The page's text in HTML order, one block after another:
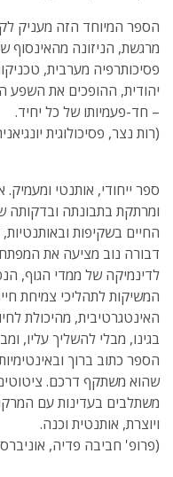
הספר המיוחד הזה מעניק
מרגשת, הניזונה מהאינסוף
פסיכותרפיה מערבית,
יהודית, ההופכים את השפע
– חד-פעמיותו של כל יחיד.
(רות נצר, פסיכולוגית
ספר ייחודי, אותנטי
ומרתקת בתבונתה ובדקותה
החיים בשקיפות
דבורה נוב מציעה את
לדינמיקה של ממדי הגוף,
המשיקות לתהליכי צמיחת
האינטגרטיבית, מהיכולת
בגינו, מבלי להשליך עליו,
הספר כתוב ברוך
שהוא משתקף דרכם. ציטוטים
משתלבים בעדינות עם
ויוצרת, אותנטית וכנה.
(פרופ' חביבה פדיה,